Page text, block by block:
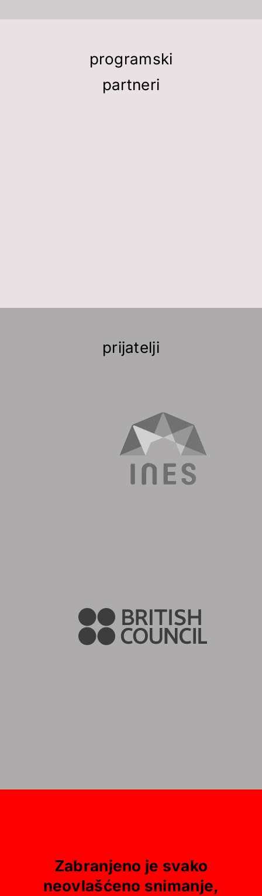
programski
partneri
prijatelji
Zabranjeno je svako
neovlašćeno snimanje,